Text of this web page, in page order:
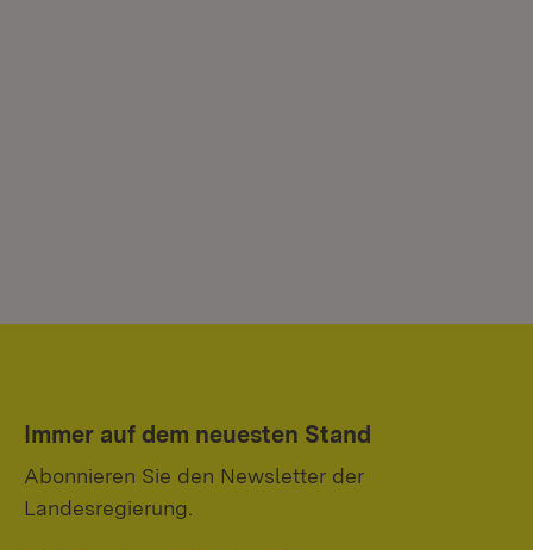
Immer auf dem neuesten Stand
Abonnieren Sie den Newsletter der
Landesregierung.